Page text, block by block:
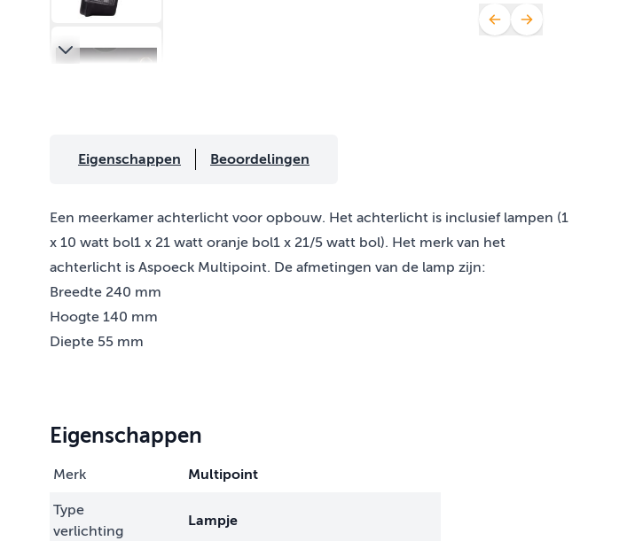
Eigenschappen Beoordelingen
Een meerkamer achterlicht voor opbouw. Het achterlicht is inclusief lampen (1
x 10 watt bol1 x 21 watt oranje bol1 x 21/5 watt bol). Het merk van het
achterlicht is Aspoeck Multipoint. De afmetingen van de lamp zijn:
Breedte 240 mm
Hoogte 140 mm
Diepte 55 mm
Eigenschappen
Merk Multipoint
Type
verlichting
Lampje